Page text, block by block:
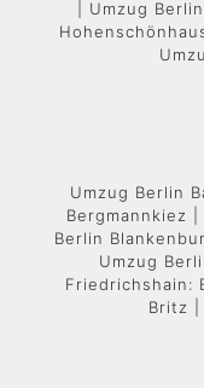
| Umzug
Umzug Berlin
Bergmannkiez
Berlin
Umzug
Friedrichshain:
Britz |